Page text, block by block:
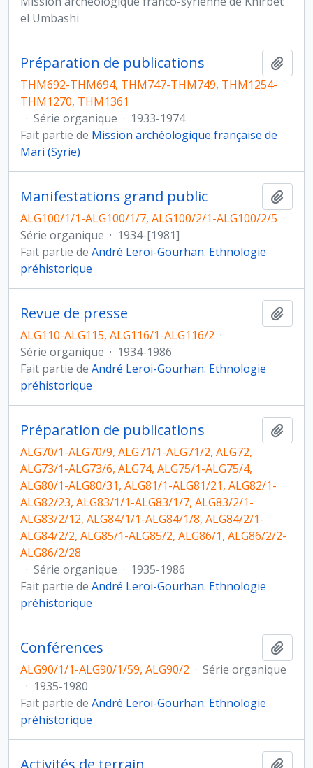
el Umbashi
Préparation de publications
THM692-THM694, THM747-THM749, THM1254-
THM1270, THM1361
· Série organique · 1933-1974
Fait partie de Mission archéologique française de
Mari (Syrie)
Manifestations grand public
ALG100/1/1-ALG100/1/7, ALG100/2/1-ALG100/2/5 ·
Série organique · 1934-[1981]
Fait partie de André Leroi-Gourhan. Ethnologie
préhistorique
Revue de presse
ALG110-ALG115, ALG116/1-ALG116/2 ·
Série organique · 1934-1986
Fait partie de André Leroi-Gourhan. Ethnologie
préhistorique
Préparation de publications
ALG70/1-ALG70/9, ALG71/1-ALG71/2, ALG72,
ALG73/1-ALG73/6, ALG74, ALG75/1-ALG75/4,
ALG80/1-ALG80/31, ALG81/1-ALG81/21, ALG82/1-
ALG82/23, ALG83/1/1-ALG83/1/7, ALG83/2/1-
ALG83/2/12, ALG84/1/1-ALG84/1/8, ALG84/2/1-
ALG84/2/2, ALG85/1-ALG85/2, ALG86/1, ALG86/2/2-
ALG86/2/28
· Série organique · 1935-1986
Fait partie de André Leroi-Gourhan. Ethnologie
préhistorique
Conférences
ALG90/1/1-ALG90/1/59, ALG90/2 · Série organique
· 1935-1980
Fait partie de André Leroi-Gourhan. Ethnologie
préhistorique
Activités de terrain